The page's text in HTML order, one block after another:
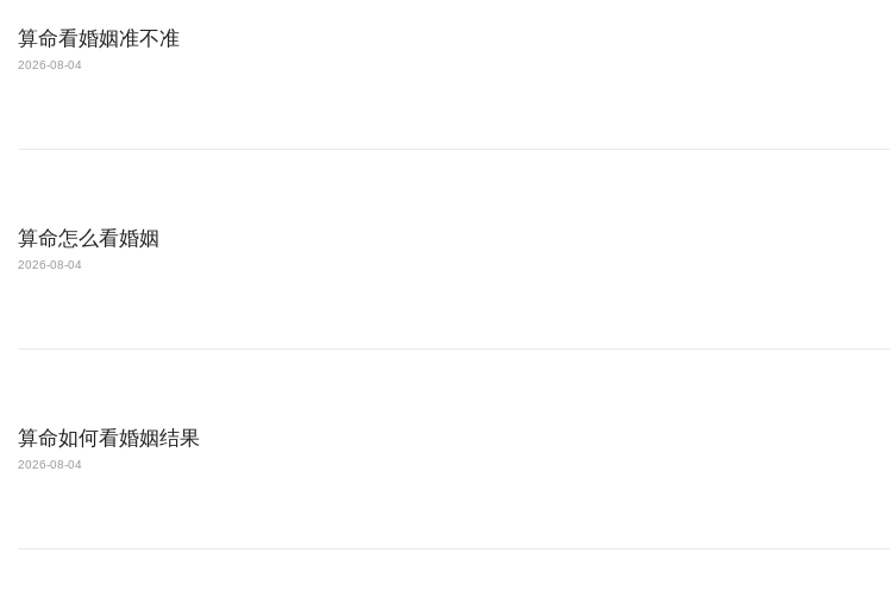
算命看婚姻准不准
2026-08-04
算命怎么看婚姻
2026-08-04
算命如何看婚姻结果
2026-08-04